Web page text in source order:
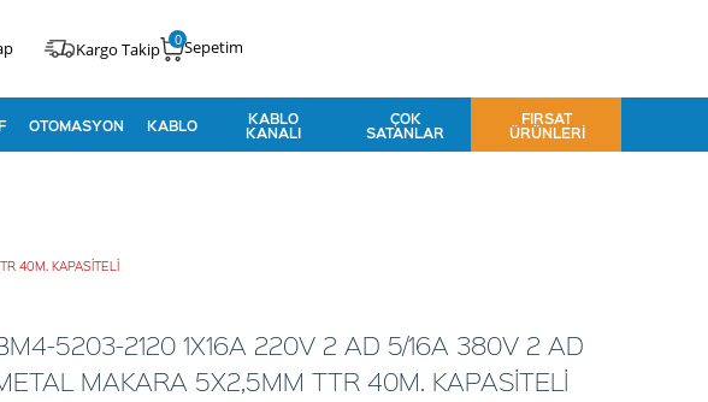
Kargo Takip Sepetim
0
OTOMASYON KABLO KABLO
KANALI
ÇOK
SATANLAR
FIRSAT
ÜRÜNLERI
40M. KAPASİTELİ
5203-2120 1X16A 220V 2 AD 5/16A 380V 2 AD
MAKARA 5X2,5MM TTR 40M. KAPASİTELİ